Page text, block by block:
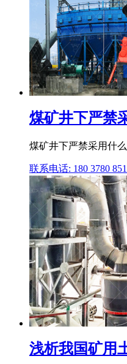
煤矿井下严禁
煤矿井下严禁采用什
联系电话: 180 3780
浅析我国矿用